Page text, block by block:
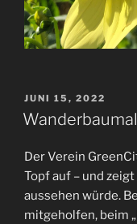
VERÖFFENTLICHT
AM
JUNI 15, 2022
Der Verein
Topf auf – und
aussehen würde.
mitgeholfen, beim